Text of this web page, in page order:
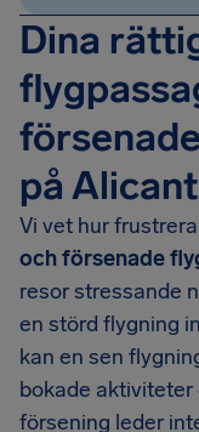
Dina
på
Vi vet hur
och försenade
resor stressande
en störd flygning
kan en sen
bokade aktiviteter
försening leder